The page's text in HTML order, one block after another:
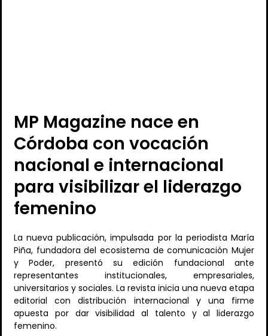
MP Magazine nace en
Córdoba con vocación
nacional e internacional
para visibilizar el liderazgo
femenino
La nueva publicación, impulsada por la periodista María
Piña, fundadora del ecosistema de comunicación Mujer
y Poder, presentó su edición fundacional ante
representantes institucionales, empresariales,
universitarios y sociales. La revista inicia una nueva etapa
editorial con distribución internacional y una firme
apuesta por dar visibilidad al talento y al liderazgo
femenino.